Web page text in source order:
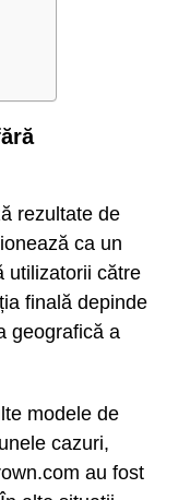
rezultate de
ca un
utilizatorii către
finală depinde
geografică a
modele de
cazuri,
au fost